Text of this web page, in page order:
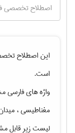
این اصطلاح
است.
واژه های فارسی
مغناطیسی ،
لیست زیر قابل